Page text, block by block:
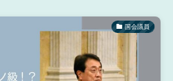
国会議員